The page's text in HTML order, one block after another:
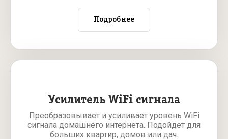
Подробнее
Усилитель WiFi сигнала
Преобразовывает и усиливает уровень WiFi
сигнала домашнего интернета. Подойдет для
больших квартир, домов или дач.